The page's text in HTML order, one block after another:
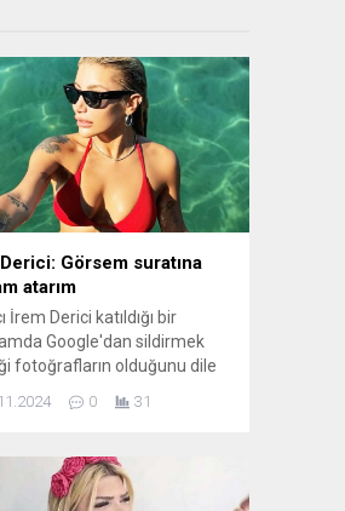
Görsem suratına
atarım
İrem Derici katıldığı bir
Google'dan sildirmek
fotoğrafların olduğunu dile
diyeceğin biri var mı?"
0 31